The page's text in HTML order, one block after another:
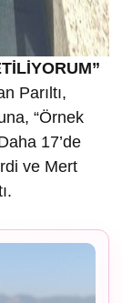
Parıltı,
“Örnek
17’de
ve Mert